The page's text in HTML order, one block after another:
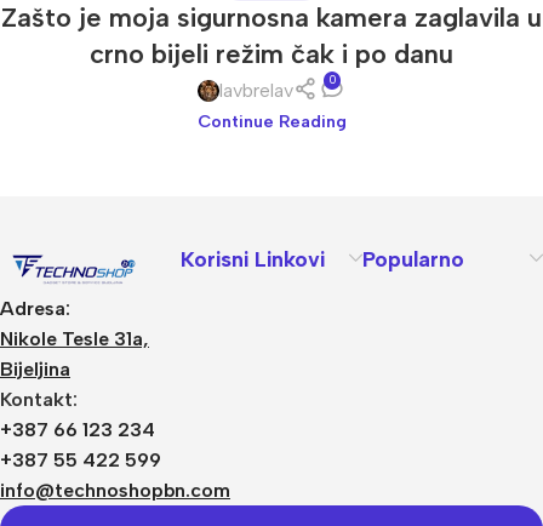
Zašto je moja sigurnosna kamera zaglavila u
crno bijeli režim čak i po danu
lavbrelav 0
Continue Reading
Adresa:
Nikole Tesle 31a,
Bijeljina
Kontakt:
+387 66 123 234
+387 55 422 599
info@technoshopbn.com
Korisni Linkovi Popularno